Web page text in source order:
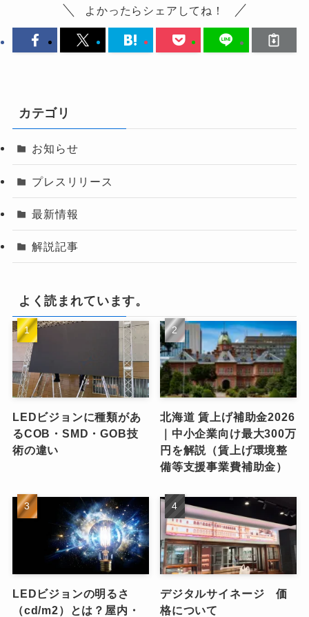
よかったらシェアしてね！
カテゴリ
お知らせ
プレスリリース
最新情報
解説記事
よく読まれています。
LEDビジョンに種類があ
るCOB・SMD・GOB技
術の違い
北海道 賃上げ補助金2026
｜中小企業向け最大300万
円を解説（賃上げ環境整
備等支援事業費補助金）
LEDビジョンの明るさ
（cd/m2）とは？屋内・
デジタルサイネージ 価
格について